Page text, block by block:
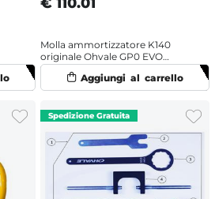
€ 110.01
Molla ammortizzatore K140
originale Ohvale GP0 EVO
(2022-2025)